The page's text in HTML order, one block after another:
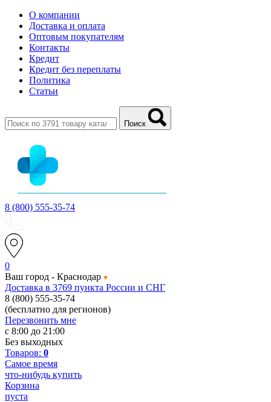
О компании
Доставка и оплата
Оптовым покупателям
Контакты
Кредит
Кредит без переплаты
Политика
Статьи
Поиск
8 (800) 555-35-74
0
Ваш город - Краснодар
Доставка в 3769 пункта России и СНГ
8 (800) 555-35-74
(бесплатно для регионов)
Перезвонить мне
с 8:00 до 21:00
Без выходных
Товаров: 0
Самое время
что-нибудь купить
Корзина
пуста